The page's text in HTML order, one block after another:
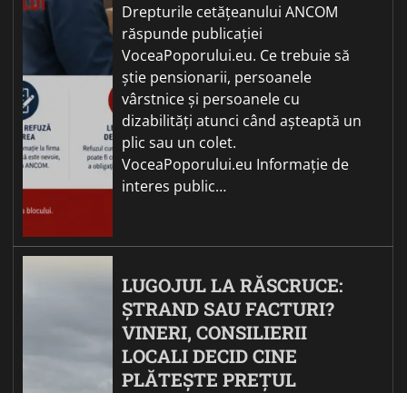
Drepturile cetățeanului ANCOM
răspunde publicației
VoceaPoporului.eu. Ce trebuie să
știe pensionarii, persoanele
vârstnice și persoanele cu
dizabilități atunci când așteaptă un
plic sau un colet.
VoceaPoporului.eu Informație de
interes public…
LUGOJUL LA RĂSCRUCE:
ȘTRAND SAU FACTURI?
VINERI, CONSILIERII
LOCALI DECID CINE
PLĂTEȘTE PREȚUL